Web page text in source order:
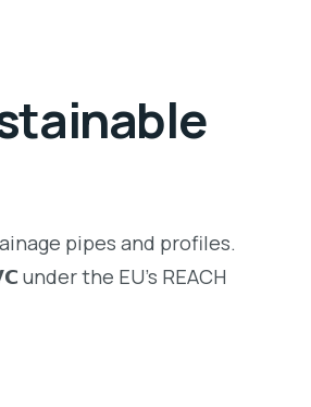
pipes and profiles.
the EU’s REACH